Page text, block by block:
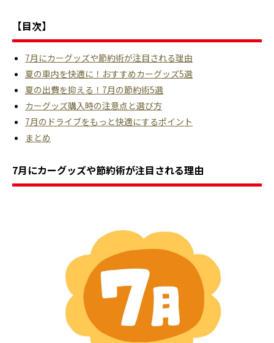
【目次】
7月にカーグッズや節約術が注目される理由
夏の車内を快適に！おすすめカーグッズ5選
夏の出費を抑える！7月の節約術5選
カーグッズ購入時の注意点と選び方
7月のドライブをもっと快適にするポイント
まとめ
7月にカーグッズや節約術が注目される理由